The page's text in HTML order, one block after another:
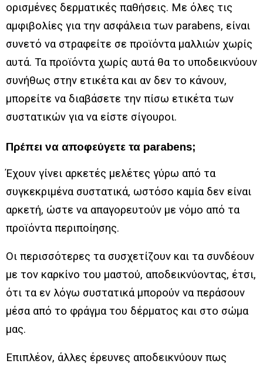
ορισμένες δερματικές παθήσεις. Με όλες τις
αμφιβολίες για την ασφάλεια των parabens, είναι
συνετό να στραφείτε σε προϊόντα μαλλιών χωρίς
αυτά. Τα προϊόντα χωρίς αυτά θα το υποδεικνύουν
συνήθως στην ετικέτα και αν δεν το κάνουν,
μπορείτε να διαβάσετε την πίσω ετικέτα των
συστατικών για να είστε σίγουροι.
Πρέπει να αποφεύγετε τα parabens;
Έχουν γίνει αρκετές μελέτες γύρω από τα
συγκεκριμένα συστατικά, ωστόσο καμία δεν είναι
αρκετή, ώστε να απαγορευτούν με νόμο από τα
προϊόντα περιποίησης.
Οι περισσότερες τα συσχετίζουν και τα συνδέουν
με τον καρκίνο του μαστού, αποδεικνύοντας, έτσι,
ότι τα εν λόγω συστατικά μπορούν να περάσουν
μέσα από το φράγμα του δέρματος και στο σώμα
μας.
Επιπλέον, άλλες έρευνες αποδεικνύουν πως